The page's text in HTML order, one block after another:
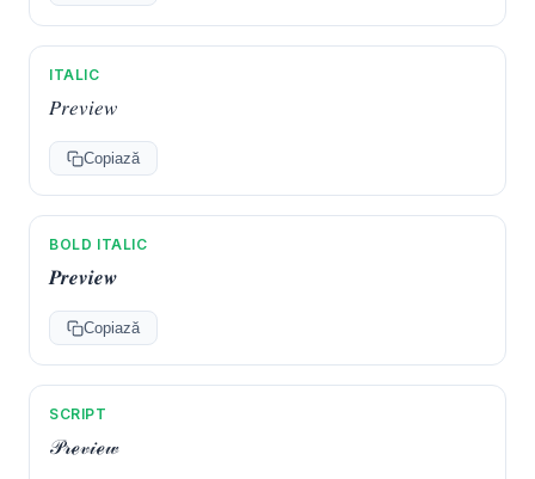
ITALIC
𝑃𝑟𝑒𝑣𝑖𝑒𝑤
Copiază
BOLD ITALIC
𝑷𝒓𝒆𝒗𝒊𝒆𝒘
Copiază
SCRIPT
𝒫𝓇ℯ𝓋𝒾ℯ𝓌